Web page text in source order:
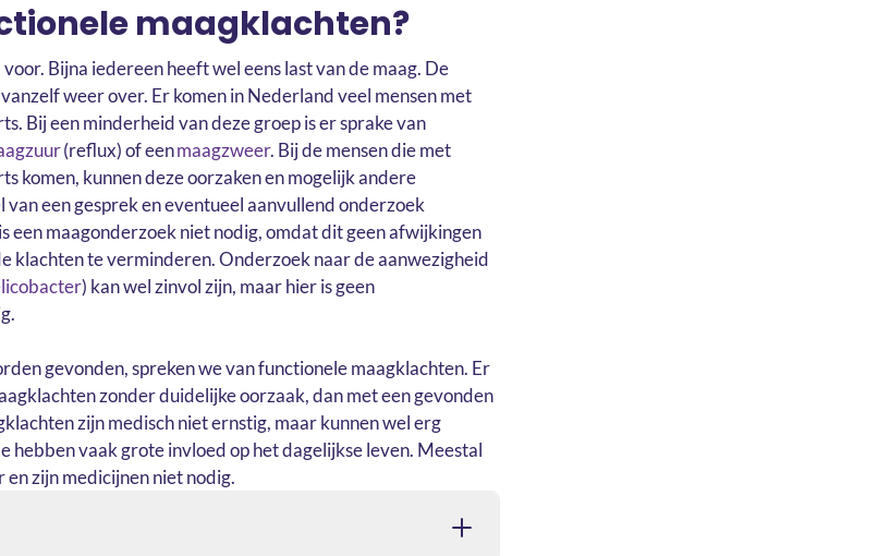
maagklachten?
Bijna iedereen heeft wel eens last van de maag. De
weer over. Er komen in Nederland veel mensen met
Bij een minderheid van deze groep is er sprake van
(reflux) of eenmaagzweer. Bij de mensen die met
komen, kunnen deze oorzaken en mogelijk andere
een gesprek en eventueel aanvullend onderzoek
een maagonderzoek niet nodig, omdat dit geen afwijkingen
klachten te verminderen. Onderzoek naar de aanwezigheid
) kan wel zinvol zijn, maar hier is geen
gevonden, spreken we van functionele maagklachten. Er
zonder duidelijke oorzaak, dan met een gevonden
zijn medisch niet ernstig, maar kunnen wel erg
hebben vaak grote invloed op het dagelijkse leven. Meestal
zijn medicijnen niet nodig.